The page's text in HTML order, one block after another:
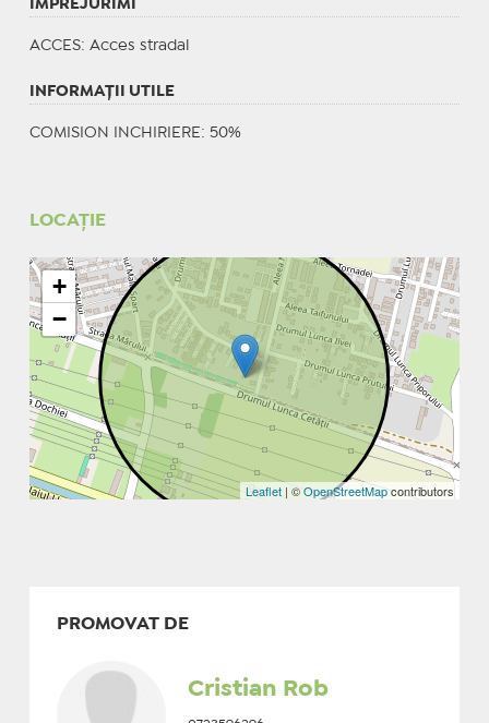
IMPREJURIMI
ACCES: Acces stradal
INFORMAŢII UTILE
COMISION INCHIRIERE: 50%
LOCAȚIE
+
−
Leaflet | ©OpenStreetMapcontributors
PROMOVAT DE
Cristian Rob